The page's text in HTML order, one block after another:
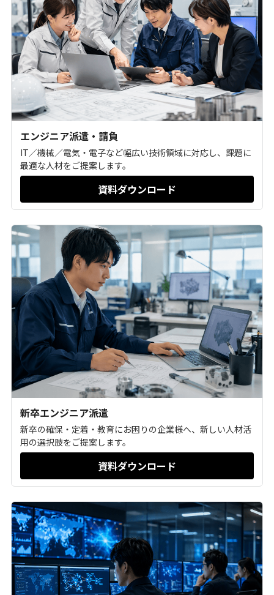
健康経営が導く“仕事の質”のマネジメント戦略
【2026年最新版】健康経営の取り組み10選！職
場の健康管理もDX化しませんか？
エンジニア派遣・請負
IT／機械／電気・電子など幅広い技術領域に対応し、課題に
最適な人材をご提案します。
資料ダウンロード
新卒エンジニア派遣
新卒の確保・定着・教育にお困りの企業様へ、新しい人材活
用の選択肢をご提案します。
資料ダウンロード